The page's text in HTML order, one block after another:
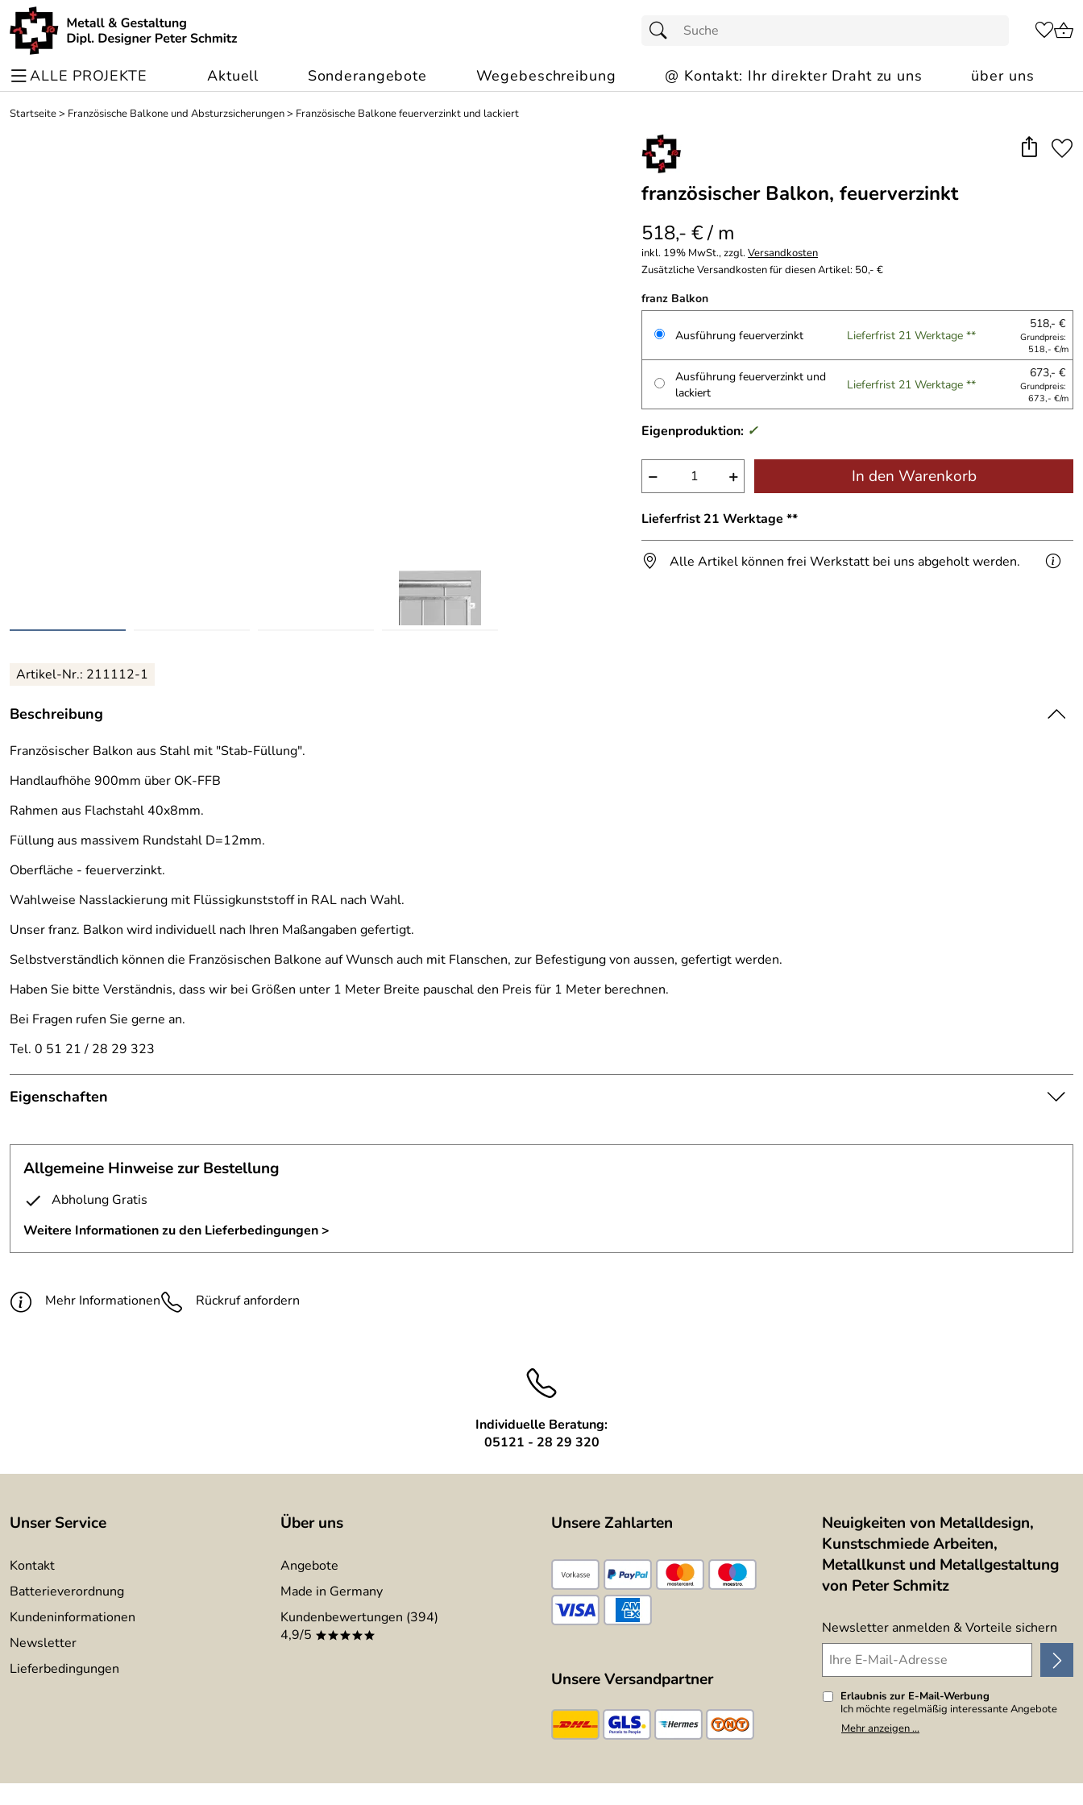
ALLE PROJEKTE Aktuell Sonderangebote Wegebeschreibung @ Kontakt: Ihr direkter Draht zu uns über uns
Startseite> Französische Balkone und Absturzsicherungen> Französische Balkone feuerverzinkt und lackiert
französischer Balkon, feuerverzinkt
518,- € / m
inkl. 19% MwSt., zzgl.Versandkosten
Zusätzliche Versandkosten für diesen Artikel: 50,- €
franz Balkon
Ausführung feuerverzinkt Lieferfrist 21 Werktage **
518,- €
Grundpreis:
518,- €/m
Ausführung feuerverzinkt und
lackiert
Lieferfrist 21 Werktage **
673,- €
Grundpreis:
673,- €/m
Eigenproduktion: ✓
− + In den Warenkorb
Lieferfrist 21 Werktage **
Alle Artikel können frei Werkstatt bei uns abgeholt werden.
Artikel-Nr.: 211112-1
Beschreibung
Französischer Balkon aus Stahl mit "Stab-Füllung".
Handlaufhöhe 900mm über OK-FFB
Rahmen aus Flachstahl 40x8mm.
Füllung aus massivem Rundstahl D=12mm.
Oberfläche - feuerverzinkt.
Wahlweise Nasslackierung mit Flüssigkunststoff in RAL nach Wahl.
Unser franz. Balkon wird individuell nach Ihren Maßangaben gefertigt.
Selbstverständlich können die Französischen Balkone auf Wunsch auch mit Flanschen, zur Befestigung von aussen, gefertigt werden.
Haben Sie bitte Verständnis, dass wir bei Größen unter 1 Meter Breite pauschal den Preis für 1 Meter berechnen.
Bei Fragen rufen Sie gerne an.
Tel. 0 51 21 / 28 29 323
Eigenschaften
Höhe:
ca. 900mm
Material:
Rahmen:
Flachstahl 40x8mm
Handlauf:
D=42,4mm Stahlrohr
Allgemeine Hinweise zur Bestellung
Abholung Gratis
Weitere Informationen zu den Lieferbedingungen >
Mehr Informationen Rückruf anfordern
Individuelle Beratung:
05121 - 28 29 320
Unser Service
Kontakt
Batterieverordnung
Kundeninformationen
Newsletter
Lieferbedingungen
Über uns
Angebote
Made in Germany
Kundenbewertungen (394)
4,9/5 *****
Unsere Zahlarten
Unsere Versandpartner
Neuigkeiten von Metalldesign,
Kunstschmiede Arbeiten,
Metallkunst und Metallgestaltung
von Peter Schmitz
Newsletter anmelden & Vorteile sichern
Erlaubnis zur E-Mail-Werbung
Ich möchte regelmäßig interessante Angebote
per E-Mail erhalten. Meine E-Mail-Adresse wird
nicht an andere Unternehmen weitergegeben. Zu
welche konkrete Person geklickt hat. Diese
Mehr anzeigen ...